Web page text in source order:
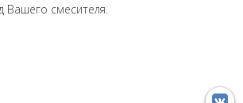
смесителя.